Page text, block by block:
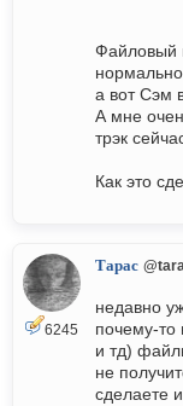
Файловый
а вот Сэм
А мне
трэк
Как это
6245
Тарас
недавно
почему-то
и тд)
не
сделаете